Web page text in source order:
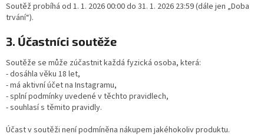
Soutěž probíhá od 1. 1. 2026 00:00 do 31. 1. 2026 23:59 (dále jen „Doba
trvání“).
3. Účastníci soutěže
Soutěže se může zúčastnit každá fyzická osoba, která:
- dosáhla věku 18 let,
- má aktivní účet na Instagramu,
- splní podmínky uvedené v těchto pravidlech,
- souhlasí s těmito pravidly.
Účast v soutěži není podmíněna nákupem jakéhokoliv produktu.